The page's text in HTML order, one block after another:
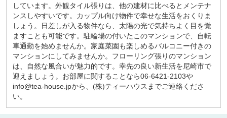
しています。外観タイル張りは、他の建材に比べるとメンテナ
ンスしやすいです。カップル向け物件で幸せな生活をおくりま
しょう。日差しが入る物件なら、太陽の光で気持ちよく目を覚
ますことも可能です。駐輪場の付いたこのマンションで、自転
車通勤を始めませんか。家庭菜園も楽しめるバルコニー付きの
マンションにしてみませんか。フローリング張りのマンション
は、自然な風合いが魅力的です。幸先の良い新生活を尼崎市で
迎えましょう。お部屋に関することなら06-6421-2103や
info@tea-house.jpから、(株)ティーハウスまでご連絡くださ
い。